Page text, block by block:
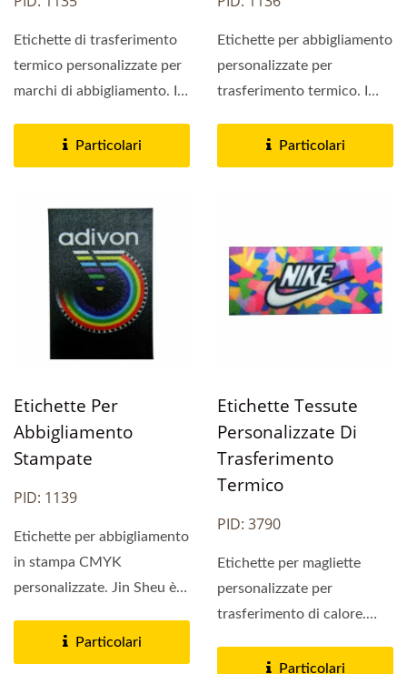
Etichette di trasferimento
termico personalizzate per
marchi di abbigliamento. In
Particolari
Etichette per abbigliamento
personalizzate per
trasferimento termico. I
Particolari
Etichette Per
Abbigliamento
Stampate
PID: 1139
Etichette per abbigliamento
in stampa CMYK
personalizzate. Jin Sheu è
Particolari
Etichette Tessute
Personalizzate Di
Trasferimento
Termico
PID: 3790
Etichette per magliette
personalizzate per
trasferimento di calore.
etichette...Particolari